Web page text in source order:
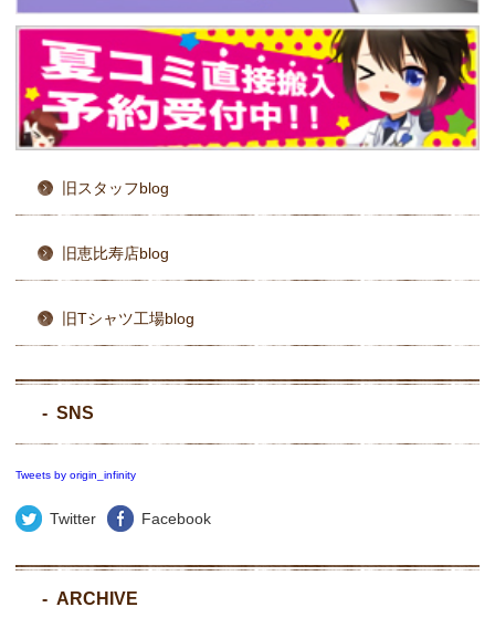
旧スタッフblog
旧恵比寿店blog
旧Tシャツ工場blog
SNS
Tweets by origin_infinity
Twitter Facebook
ARCHIVE